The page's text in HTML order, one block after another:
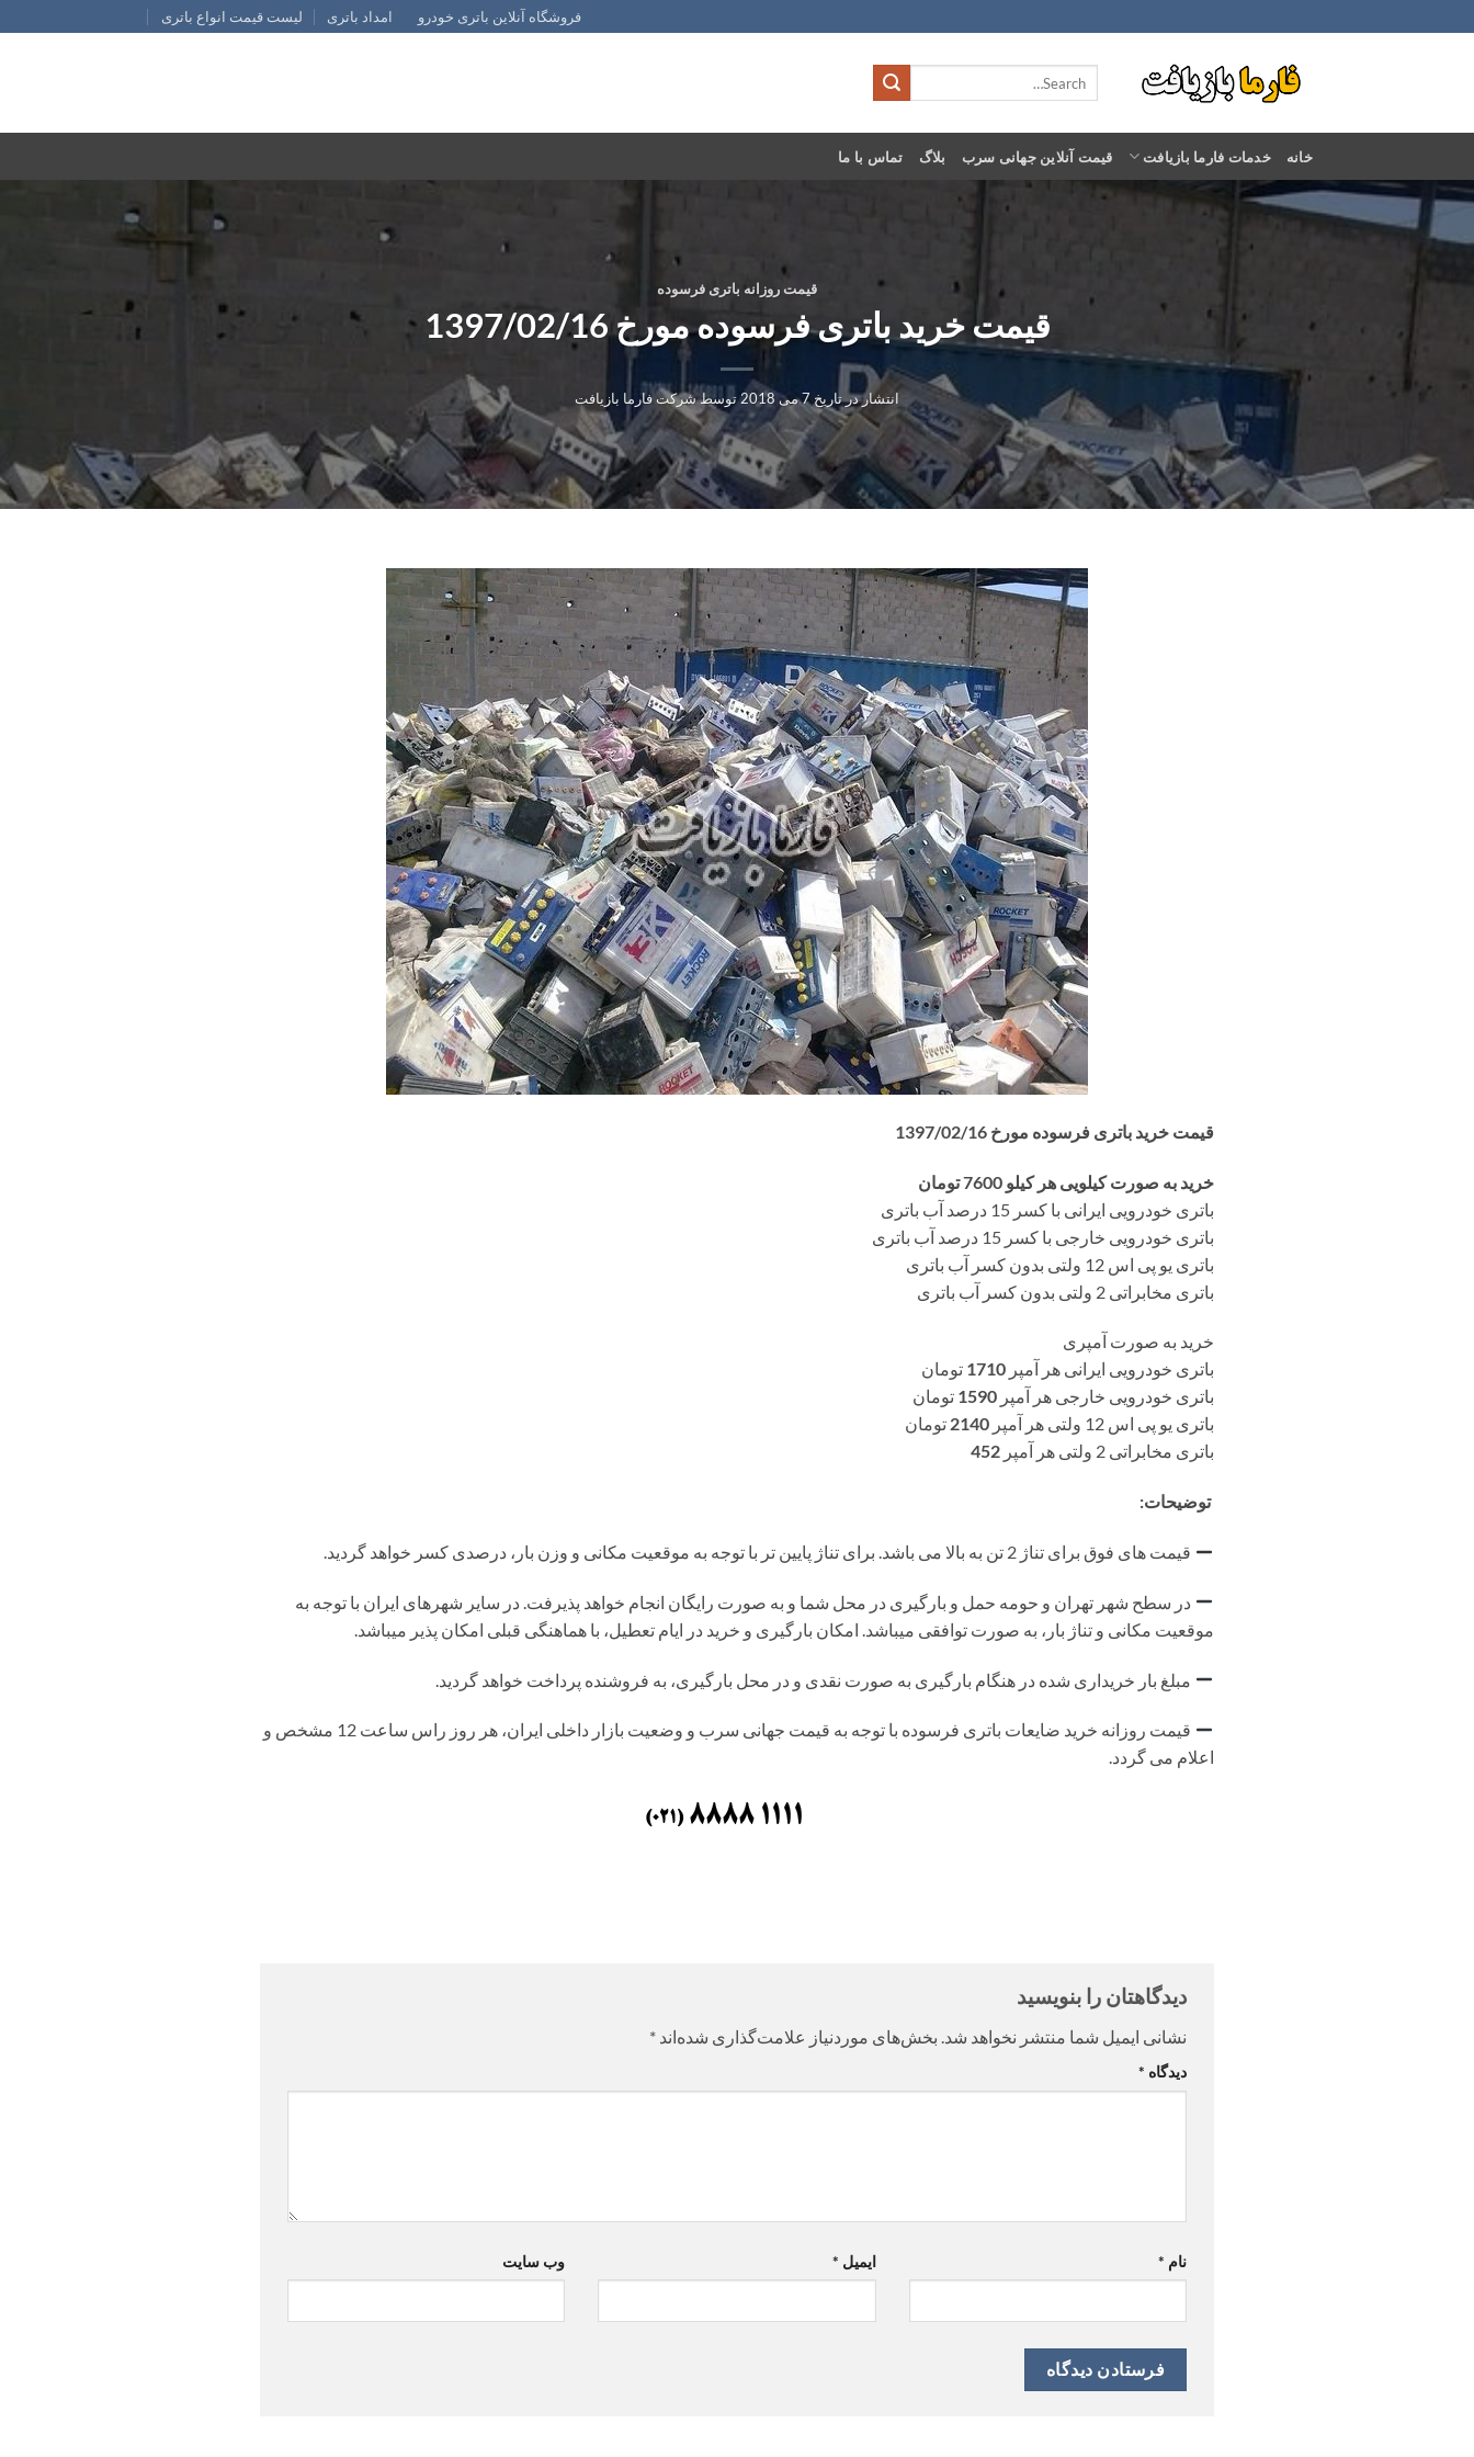
to
فروشگاه آنلاین باتری خودرو امداد باتری لیست قیمت انواع باتری
خانه خدمات فارما بازیافت قیمت آنلاین جهانی سرب بلاگ تماس با ما
قیمت روزانه باتری فرسوده
قیمت خرید باتری فرسوده مورخ 1397/02/16
انتشار در تاریخ 7 می 2018 توسطشرکت فارما بازیافت
قیمت خرید باتری فرسوده مورخ 1397/02/16
خرید به صورت کیلویی هر کیلو 7600 تومان
باتری خودرویی ایرانی با کسر 15 درصد آب باتری
باتری خودرویی خارجی با کسر 15 درصد آب باتری
باتری یو پی اس 12 ولتی بدون کسر آب باتری
باتری مخابراتی 2 ولتی بدون کسر آب باتری
خرید به صورت آمپری
باتری خودرویی ایرانی هر آمپر 1710 تومان
باتری خودرویی خارجی هر آمپر 1590 تومان
باتری یو پی اس 12 ولتی هر آمپر
2140 تومان
باتری مخابراتی 2 ولتی هر آمپر
452
توضیحات:
قیمت های فوق برای تناژ 2 تن به بالا می باشد. برای تناژ پایین تر با توجه به موقعیت مکانی و وزن بار، درصدی کسر خواهد گردید.
در سطح شهر تهران و حومه حمل و بارگیری در محل شما و به صورت رایگان انجام خواهد پذیرفت. در سایر شهرهای ایران با توجه به
موقعیت مکانی و تناژ بار، به صورت توافقی میباشد. امکان بارگیری و خرید در ایام تعطیل، با هماهنگی قبلی امکان پذیر میباشد.
مبلغ بار خریداری شده در هنگام بارگیری به صورت نقدی و در محل بارگیری، به فروشنده پرداخت خواهد گردید.
قیمت روزانه خرید ضایعات باتری فرسوده با توجه به قیمت جهانی سرب و وضعیت بازار داخلی ایران، هر روز راس ساعت 12 مشخص و
اعلام می گردد.
دیدگاهتان را بنویسید
نشانی ایمیل شما منتشر نخواهد شد. بخش‌های موردنیاز علامت‌گذاری شده‌اند *
دیدگاه *
نام * ایمیل * وب‌ سایت